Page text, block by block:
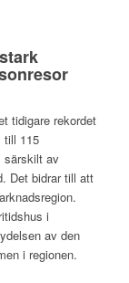
tidigare rekordet
till 115
särskilt av
Det bidrar till att
i
av den
i regionen.